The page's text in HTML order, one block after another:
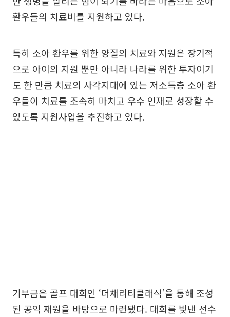
환우들의 치료비를 지원하고 있다.
특히 소아 환우를 위한 양질의 치료와 지원은 장기적
으로 아이의 지원 뿐만 아니라 나라를 위한 투자이기
도 한 만큼 치료의 사각지대에 있는 저소득층 소아 환
우들이 치료를 조속히 마치고 우수 인재로 성장할 수
있도록 지원사업을 추진하고 있다.
기부금은 골프 대회인 ‘더채리티클래식’을 통해 조성
된 공익 재원을 바탕으로 마련됐다. 대회를 빛낸 선수